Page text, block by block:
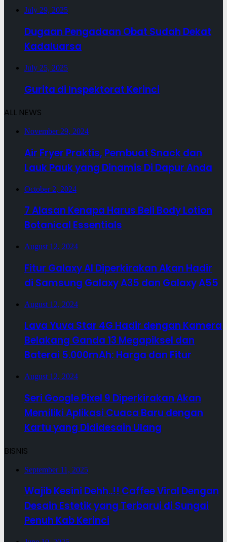
July 29, 2025
Dugaan Pengadaan Obat Sudah Dekat
Kadaluarsa
July 25, 2025
Gurita di Inspektorat Kerinci
ALL NEWS
November 29, 2024
Air Fryer Praktis, Pembuat Snack dan
Lauk Pauk yang Dinamis Di Dapur Anda
October 2, 2024
7 Alasan Kenapa Harus Beli Body Lotion
Botanical Essentials
August 12, 2024
Fitur Galaxy AI Diperkirakan Akan Hadir
di Samsung Galaxy A35 dan Galaxy A55
August 12, 2024
Lava Yuva Star 4G Hadir dengan Kamera
Belakang Ganda 13 Megapiksel dan
Baterai 5.000mAh: Harga dan Fitur
August 12, 2024
Seri Google Pixel 9 Diperkirakan Akan
Memiliki Aplikasi Cuaca Baru dengan
Kartu yang Dididesain Ulang
BISNIS
September 11, 2025
Wajib Kesini Dehh..!! Caffee Viral Dengan
Desain Estetik yang Terbarui di Sungai
Penuh Kab Kerinci